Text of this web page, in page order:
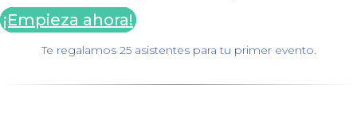
¡Empieza ahora!
Te regalamos 25 asistentes para tu primer evento.